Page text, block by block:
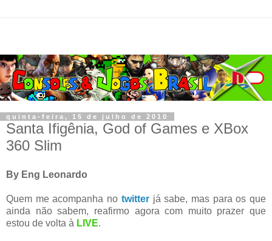
quinta-feira, 15 de julho de 2010
Santa Ifigênia, God of Games e XBox
360 Slim
By Eng Leonardo
Quem me acompanha no twitterjá sabe, mas para os que
ainda não sabem, reafirmo agora com muito prazer que
estou de volta à LIVE.